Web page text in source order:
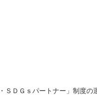
ＤＧｓパートナー」制度の